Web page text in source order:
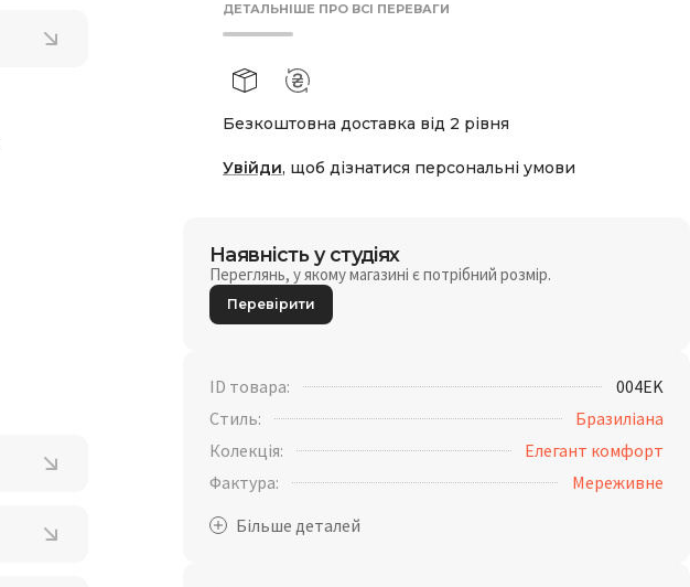
ДЕТАЛЬНІШЕ ПРО ВСІ ПЕРЕВАГИ
Безкоштовна доставка від 2 рівня
Увійди, щоб дізнатися персональні умови
Наявність у студіях
Переглянь, у якому магазині є потрібний розмір.
Перевірити
ID товара:
004EK
Стиль:
Бразиліана
Колекція:
Елегант комфорт
Фактура:
Мереживне